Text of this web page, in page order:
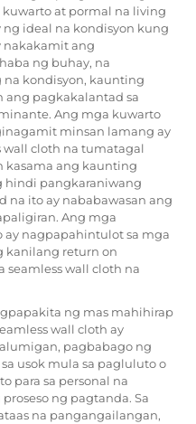
at pormal na living
ideal na kondisyon kung
nakakamit ang
ng buhay, na
kondisyon, kaunting
ang pagkakalantad sa
Ang mga kuwarto
minsan lamang ay
wall cloth na tumatagal
kasama ang kaunting
hindi pangkaraniwang
na ito ay nababawasan ang
Ang mga
nagpapahintulot sa mga
kanilang return on
wall cloth na
ng mas mahihirap
wall cloth ay
pagbabago ng
usok mula sa pagluluto o
para sa personal na
ng pagtanda. Sa
na pangangailangan,